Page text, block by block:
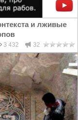
и лживые
3 432 32